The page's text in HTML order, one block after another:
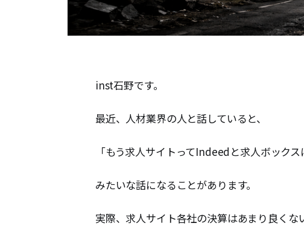
inst石野です。
最近、人材業界の人と話していると、
「もう求人サイトってIndeedと求人ボック
みたいな話になることがあります。
実際、求人サイト各社の決算はあまり良く